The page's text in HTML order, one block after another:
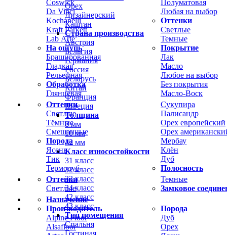
Coswick
Da Vinci
Kochanelli
Kraft Parkett
Lab Arte
На ощупь
Брашированная
Гладкая
Рельефная
Обработка
Глянцевая
Полуматовая
Любая на выбор
Оттенки
Светлые
Темные
Покрытие
Лак
Масло
Любое на выбор
Без покрытия
Масло-Воск
Оттенки
Светлые
Тёмные
Смешанные
Порода
Ясень
Тик
Термодуб
Сукупира
Палисандр
Орех европейский
Орех
Мербау
Клён
Дуб
Полосность
Оттенки
Светлые
Темные
Замковое
Назначение
Производитель
Alpine Floor
Alsafloor
Порода
Дуб
Орех
Орех
Дизайнерский
Каштан
Страна производства
Австрия
Бельгия
Германия
Россия
Беларусь
Китай
Франция
Швеция
Толщина
8 мм
10 мм
12 мм
Класс износостойкости
31 класс
32 класс
33 класс
34 класс
42 класс
43 класс
Тип помещения
Спальня
Гостиная